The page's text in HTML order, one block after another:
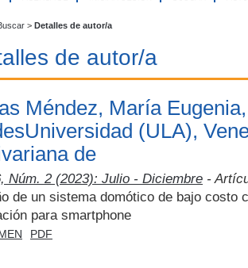
> Detalles de autor/a
de autor/a
Méndez, María
(ULA),
de
Núm. 2 (2023): Julio - Diciembre -
de un sistema domótico de bajo costo
para smartphone
PDF